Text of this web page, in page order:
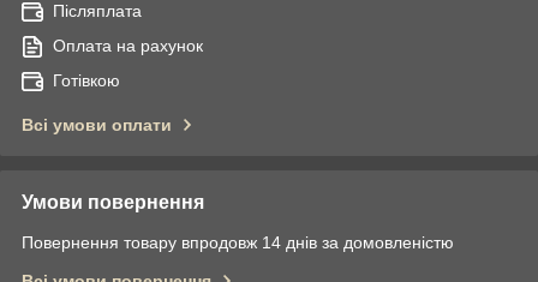
Післяплата
Оплата на рахунок
Готівкою
Всі умови оплати
Умови повернення
Повернення товару впродовж 14 днів за домовленістю